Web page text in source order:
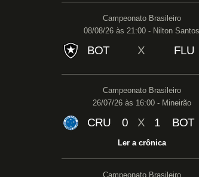
Campeonato Brasileiro
08/08/26 às 21:00 - Nilton Santos
BOT X FLU
Campeonato Brasileiro
26/07/26 às 16:00 - Mineirão
CRU 0 X 1 BOT
Ler a crônica
Campeonato Brasileiro